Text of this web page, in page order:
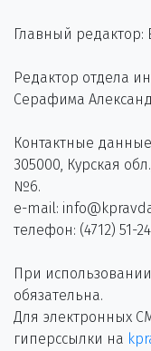
Главный
Редактор отдела
Серафима
Контактные
305000, Курская
№6.
e-mail:
телефон: (4712) 51-
При
обязательна.
Для электронных
гиперссылки на